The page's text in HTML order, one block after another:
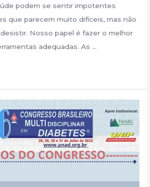
podem se sentir impotentes
que parecem muito difíceis, mas não
Nosso papel é fazer o melhor
adequadas. As …